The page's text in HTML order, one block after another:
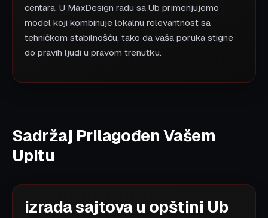
centara. U MaxDesign radu sa Ub primenjujemo
model koji kombinuje lokalnu relevantnost sa
tehničkom stabilnošću, tako da vaša poruka stigne
do pravih ljudi u pravom trenutku.
Sadržaj Prilagođen Vašem
Upitu
izrada sajtova u opštini Ub